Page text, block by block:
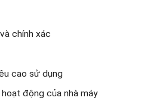
chính xác
cao sử dụng
động của nhà máy